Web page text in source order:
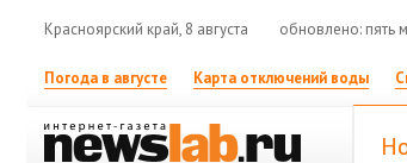
Красноярский край, 8 августа обновлено: пять
Погода в августе Карта отключений воды